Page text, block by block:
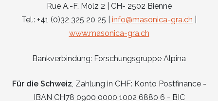
Rue A.-F. Molz 2 | CH- 2502 Bienne
Tel.: +41 (0)32 325 20 25 | info@masonica-gra.ch
www.masonica-gra.ch
Bankverbindung: Forschungsgruppe Alpina
Für die Schweiz , Zahlung in CHF: Konto Postfinance -
IBAN CH78 0900 0000 1002 6880 6 - BIC